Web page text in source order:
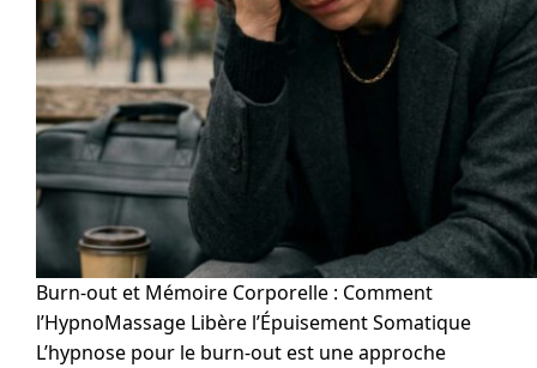
Burn-out et Mémoire Corporelle : Comment
l’HypnoMassage Libère l’Épuisement Somatique
L’hypnose pour le burn-out est une approche